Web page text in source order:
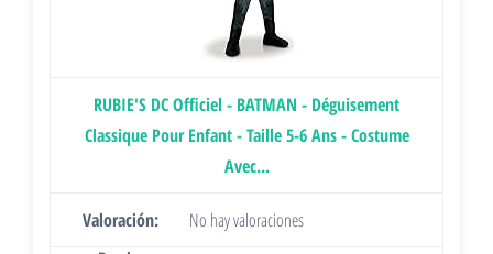
RUBIE'S DC Officiel - BATMAN - Déguisement
Classique Pour Enfant - Taille 5-6 Ans - Costume
Avec...
No hay valoraciones